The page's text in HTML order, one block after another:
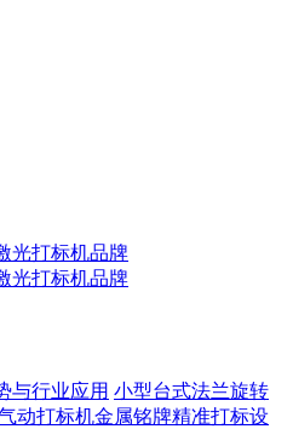
光打标机品牌
光打标机品牌
与行业应用 小型台式法兰旋转
动打标机金属铭牌精准打标设